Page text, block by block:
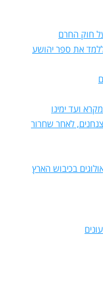
חוק החרם
את ספר יהושע
ועד ימינו
לאחר שחרור
בכיבוש הארץ